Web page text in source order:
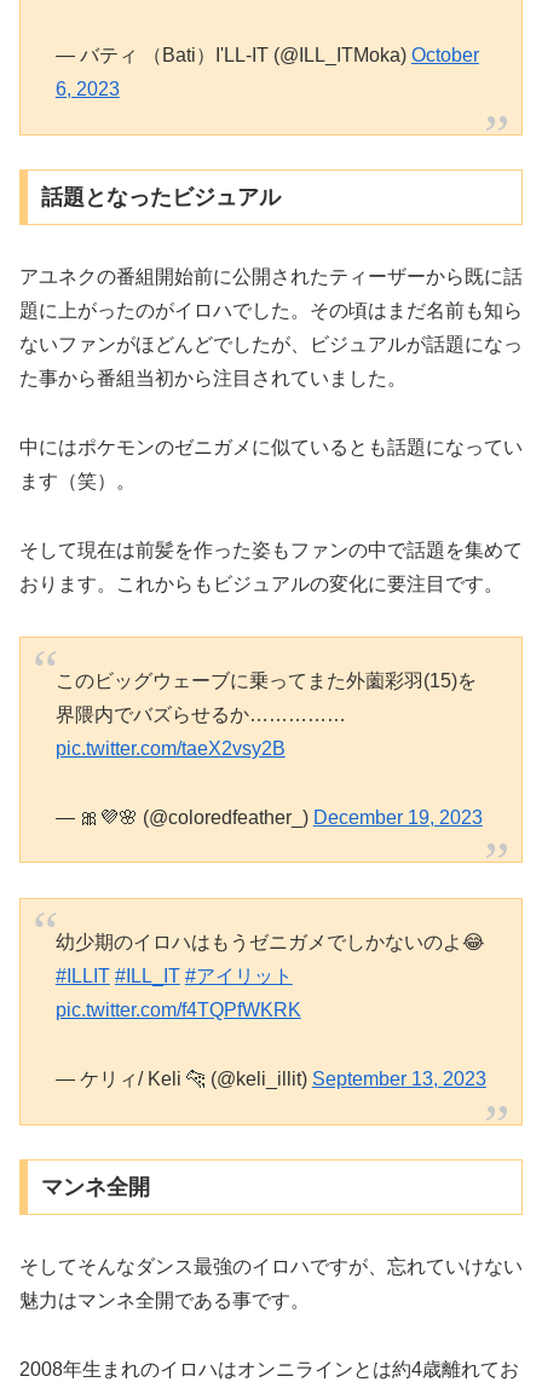
— バティ （Bati）I'LL-IT (@ILL_ITMoka) October
6, 2023
話題となったビジュアル
アユネクの番組開始前に公開されたティーザーから既に話
題に上がったのがイロハでした。その頃はまだ名前も知ら
ないファンがほどんどでしたが、ビジュアルが話題になっ
た事から番組当初から注目されていました。
中にはポケモンのゼニガメに似ているとも話題になってい
ます（笑）。
そして現在は前髪を作った姿もファンの中で話題を集めて
おります。これからもビジュアルの変化に要注目です。
このビッグウェーブに乗ってまた外薗彩羽(15)を
界隈内でバズらせるか……………
pic.twitter.com/taeX2vsy2B
— 🎀💜🌸 (@coloredfeather_) December 19, 2023
幼少期のイロハはもうゼニガメでしかないのよ😂
#ILLIT #ILL_IT #アイリット
pic.twitter.com/f4TQPfWKRK
— ケリィ/ Keli 🐆 (@keli_illit) September 13, 2023
マンネ全開
そしてそんなダンス最強のイロハですが、忘れていけない
魅力はマンネ全開である事です。
2008年生まれのイロハはオンニラインとは約4歳離れてお